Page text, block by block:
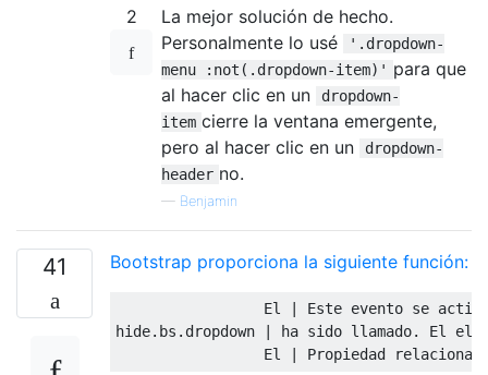
2
La mejor solución de hecho.
Personalmente lo usé
'.dropdown-
menu :not(.dropdown-item)' para que
al hacer clic en un
dropdown-
item cierre la ventana emergente,
pero al hacer clic en un
dropdown-
header no.
— Benjamin
41 Bootstrap proporciona la siguiente función:
El | Este evento se
hide.bs.dropdown | ha sido llamado. El
El | Propiedad